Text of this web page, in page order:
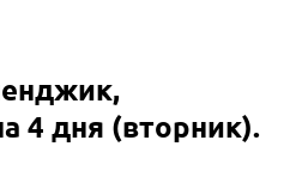
4 дня (вторник).